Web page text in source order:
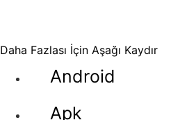
Daha Fazlası İçin Aşağı Kaydır
Android
Apk